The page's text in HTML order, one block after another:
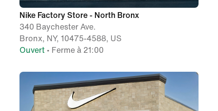
Nike Factory Store - North Bronx
340 Baychester Ave.
Bronx, NY, 10475-4588, US
Ouvert • Ferme à 21:00